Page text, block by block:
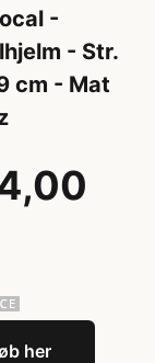
-
- Str.
cm - Mat
her